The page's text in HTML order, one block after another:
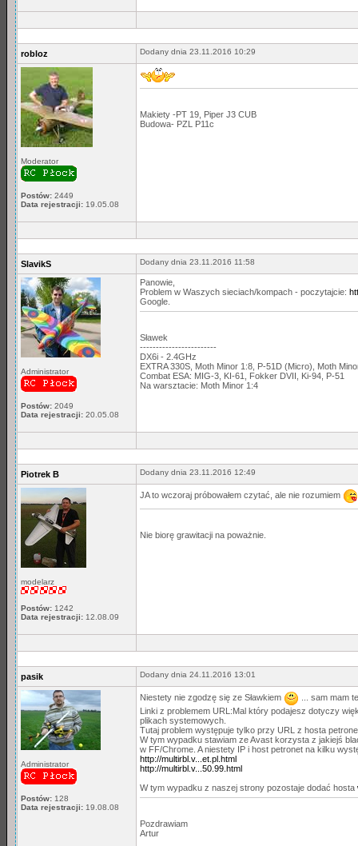
robloz Dodany dnia 23.11.2016 10:29
Moderator
Postów: 2449
Data rejestracji: 19.05.08
Makiety -PT 19, Piper J3 CUB
Budowa- PZL P11c
SlavikS Dodany dnia 23.11.2016 11:58
Administrator
Postów: 2049
Data rejestracji: 20.05.08
Panowie,
Problem w Waszych sieciach/kompach - poczytajcie:
Google.
Sławek
------------------------
DX6i - 2.4GHz
EXTRA 330S, Moth Minor 1:8, P-51D (Micro), Moth
Combat ESA: MIG-3, KI-61, Fokker DVII, Ki-94, P-51
Na warsztacie: Moth Minor 1:4
Piotrek B Dodany dnia 23.11.2016 12:49
modelarz
Postów: 1242
Data rejestracji: 12.08.09
JA to wczoraj próbowałem czytać, ale nie rozumiem
Nie biorę grawitacji na poważnie.
pasik Dodany dnia 24.11.2016 13:01
Administrator
Postów: 128
Data rejestracji: 19.08.08
Niestety nie zgodzę się ze Sławkiem
... sam mam
Linki z problemem URL:Mal który podajesz dotyczy
plikach systemowych.
Tutaj problem występuje tylko przy URL z hosta
W tym wypadku stawiam ze Avast korzysta z jakiejś
w FF/Chrome. A niestety IP i host petronet na kilku
http://multirbl.v...et.pl.html
http://multirbl.v...50.99.html
W tym wypadku z naszej strony pozostaje dodać hosta
Pozdrawiam
Artur